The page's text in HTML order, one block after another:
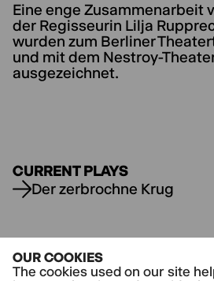
OUR COOKIES
The cookies used on our site
Eine enge Zusammenarbeit
der Regisseurin Lilja
wurden zum Berliner
und mit dem Nestroy-
ausgezeichnet.
CURRENT PLAYS
Der zerbrochne Krug